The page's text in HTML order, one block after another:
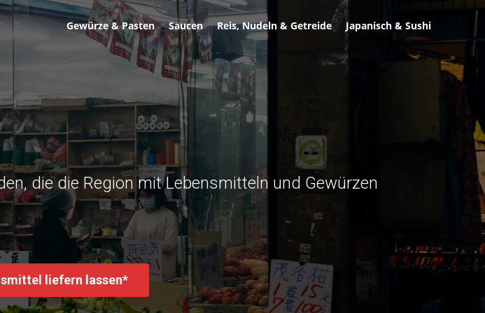
Gewürze & Pasten Saucen Reis, Nudeln & Getreide Japanisch & Sushi
die die Region mit Lebensmitteln und Gewürzen
liefern lassen*